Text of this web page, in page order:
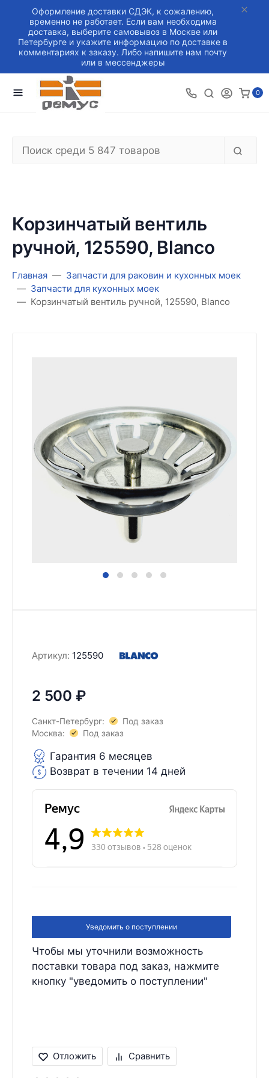
Оформление доставки СДЭК, к сожалению,
временно не работает. Если вам необходима
доставка, выберите самовывоз в Москве или
Петербурге и укажите информацию по доставке в
комментариях к заказу. Либо напишите нам почту
или в мессенджеры
0
Корзинчатый вентиль
ручной, 125590, Blanco
Главная
Запчасти для раковин и кухонных моек
Запчасти для кухонных моек
Корзинчатый вентиль ручной, 125590, Blanco
Артикул: 125590
2 500 ₽
Санкт-Петербург:
Под заказ
Москва:
Под заказ
Гарантия 6 месяцев
Возврат в течении 14 дней
Уведомить о поступлении
Чтобы мы уточнили возможность
поставки товара под заказ, нажмите
кнопку "уведомить о поступлении"
Отложить Сравнить